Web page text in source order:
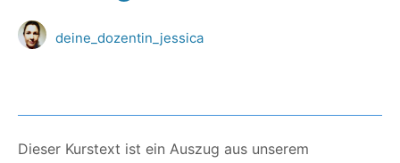
deine_dozentin_jessica
Dieser Kurstext ist ein Auszug aus unserem